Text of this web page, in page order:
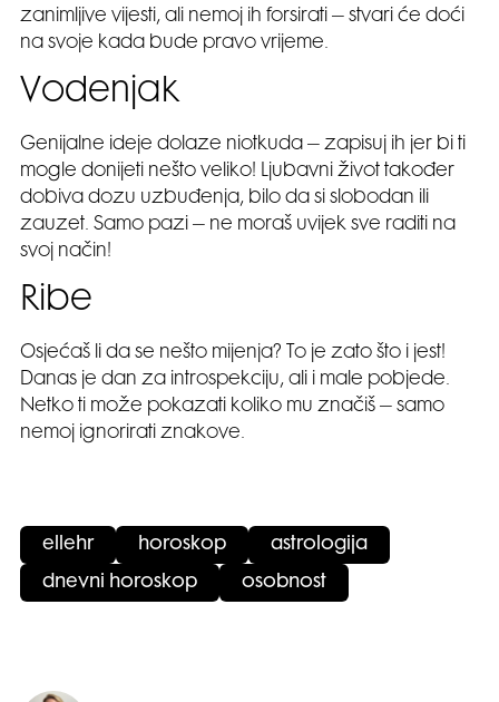
zanimljive vijesti, ali nemoj ih forsirati – stvari će doći
na svoje kada bude pravo vrijeme.
Vodenjak
Genijalne ideje dolaze niotkuda – zapisuj ih jer bi ti
mogle donijeti nešto veliko! Ljubavni život također
dobiva dozu uzbuđenja, bilo da si slobodan ili
zauzet. Samo pazi – ne moraš uvijek sve raditi na
svoj način!
Ribe
Osjećaš li da se nešto mijenja? To je zato što i jest!
Danas je dan za introspekciju, ali i male pobjede.
Netko ti može pokazati koliko mu značiš – samo
nemoj ignorirati znakove.
ellehr horoskop astrologija
dnevni horoskop osobnost